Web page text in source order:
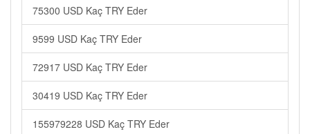
75300 USD Kaç TRY Eder
9599 USD Kaç TRY Eder
72917 USD Kaç TRY Eder
30419 USD Kaç TRY Eder
155979228 USD Kaç TRY Eder